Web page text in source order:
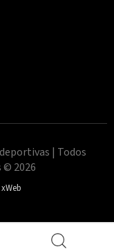
| Todos
© 2026